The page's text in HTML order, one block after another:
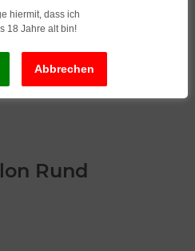
Rund
hiermit, dass ich
18 Jahre alt bin!